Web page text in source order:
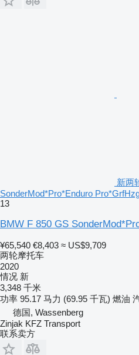
新两
SonderMod*Pro*Enduro
13
BMW F 850 GS
¥65,540 €8,403 ≈ US$9,709
两轮摩托车
2020
情况 新
3,348 千米
功率 95.17 马力 (69.95 千瓦) 燃油
德国, Wassenberg
Zinjak KFZ Transport
联系卖方